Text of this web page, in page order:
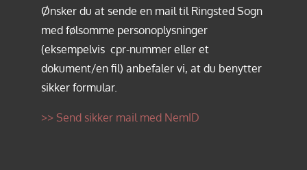
Ønsker du at sende en mail til Ringsted Sogn
med følsomme personoplysninger
(eksempelvis cpr-nummer eller et
dokument/en fil) anbefaler vi, at du benytter
sikker formular.
>> Send sikker mail med NemID